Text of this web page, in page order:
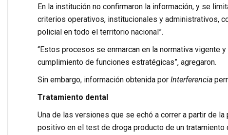
En la institución no confirmaron la información, y se
criterios operativos, institucionales y administrativos,
policial en todo el territorio nacional”.
“Estos procesos se enmarcan en la normativa
cumplimiento de funciones estratégicas”, agregaron.
Sin embargo, información obtenida por Interferencia
Tratamiento dental
Una de las versiones que se echó a correr a partir de la
positivo en el test de droga producto de un